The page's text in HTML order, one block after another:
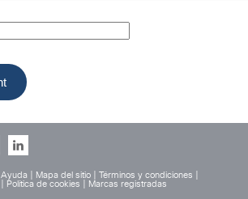
Ayuda Mapa del sitio Términos y condiciones
Política de cookies
Marcas registradas